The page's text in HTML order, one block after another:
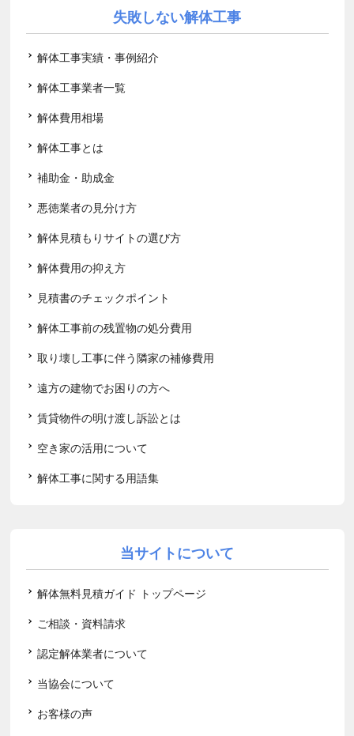
失敗しない解体工事
解体工事実績・事例紹介
解体工事業者一覧
解体費用相場
解体工事とは
補助金・助成金
悪徳業者の見分け方
解体見積もりサイトの選び方
解体費用の抑え方
見積書のチェックポイント
解体工事前の残置物の処分費用
取り壊し工事に伴う隣家の補修費用
遠方の建物でお困りの方へ
賃貸物件の明け渡し訴訟とは
空き家の活用について
解体工事に関する用語集
当サイトについて
解体無料見積ガイド トップページ
ご相談・資料請求
認定解体業者について
当協会について
お客様の声